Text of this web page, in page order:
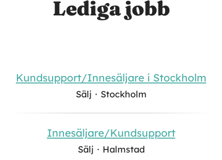
Lediga jobb
Kundsupport/Innesäljare i Stockholm
Sälj · Stockholm
Innesäljare/Kundsupport
Sälj · Halmstad